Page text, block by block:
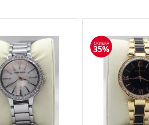
СКИДКА
35%